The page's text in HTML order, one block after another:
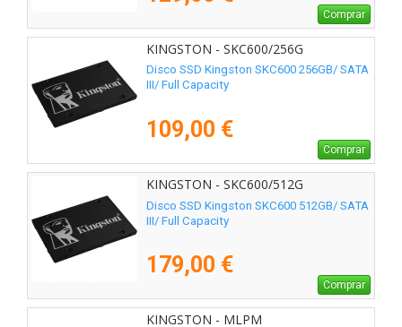
Comprar
KINGSTON - SKC600/256G
Disco SSD Kingston SKC600 256GB/ SATA
III/ Full Capacity
109,00 €
Comprar
KINGSTON - SKC600/512G
Disco SSD Kingston SKC600 512GB/ SATA
III/ Full Capacity
179,00 €
Comprar
KINGSTON - MLPM